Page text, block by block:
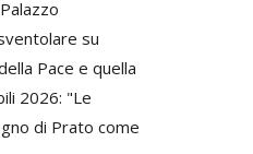
su
Pace e quella
2026: "Le
di Prato come